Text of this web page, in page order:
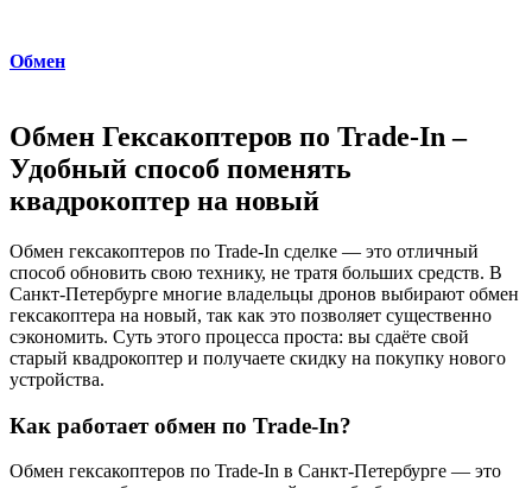
Обмен
Обмен Гексакоптеров по Trade-In –
Удобный способ поменять
квадрокоптер на новый
Обмен гексакоптеров по Trade-In сделке — это отличный
способ обновить свою технику, не тратя больших средств. В
Санкт-Петербурге многие владельцы дронов выбирают обмен
гексакоптера на новый, так как это позволяет существенно
сэкономить. Суть этого процесса проста: вы сдаёте свой
старый квадрокоптер и получаете скидку на покупку нового
устройства.
Как работает обмен по Trade-In?
Обмен гексакоптеров по Trade-In в Санкт-Петербурге — это